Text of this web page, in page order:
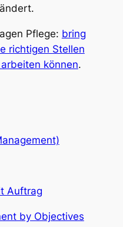
Pflege: bring
richtigen Stellen
können.
Auftrag
by Objectives